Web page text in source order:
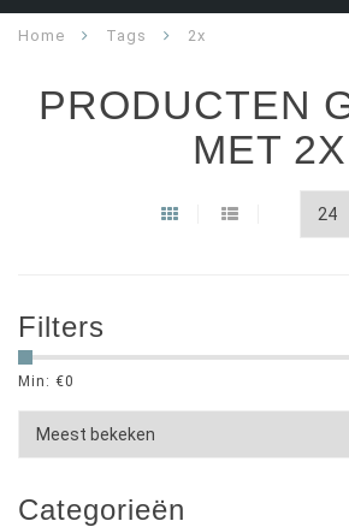
Home Tags 2x
PRODUCTEN
MET 2X
Filters
Min: €0
Categorieën